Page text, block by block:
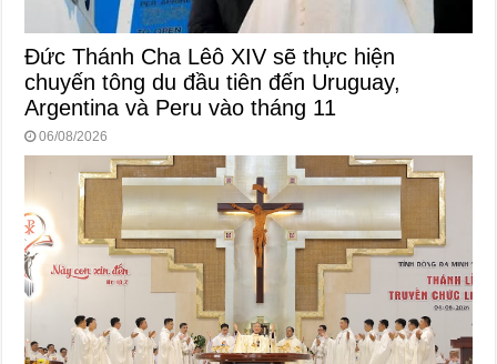
Đức Thánh Cha Lêô XIV sẽ thực hiện
chuyến tông du đầu tiên đến Uruguay,
Argentina và Peru vào tháng 11
06/08/2026